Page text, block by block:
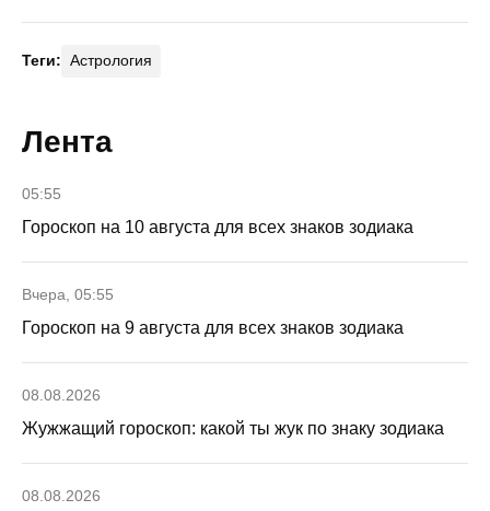
Теги: Астрология
Лента
05:55
Гороскоп на 10 августа для всех знаков зодиака
Вчера, 05:55
Гороскоп на 9 августа для всех знаков зодиака
08.08.2026
Жужжащий гороскоп: какой ты жук по знаку зодиака
08.08.2026